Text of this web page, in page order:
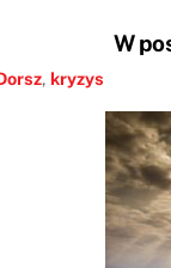
W
, kryzys